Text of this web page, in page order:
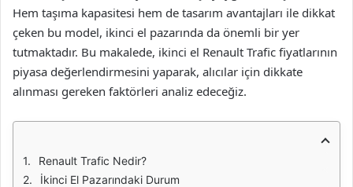
Hem taşıma kapasitesi hem de tasarım avantajları ile dikkat
çeken bu model, ikinci el pazarında da önemli bir yer
tutmaktadır. Bu makalede, ikinci el Renault Trafic fiyatlarının
piyasa değerlendirmesini yaparak, alıcılar için dikkate
alınması gereken faktörleri analiz edeceğiz.
Renault Trafic Nedir?
İkinci El Pazarındaki Durum